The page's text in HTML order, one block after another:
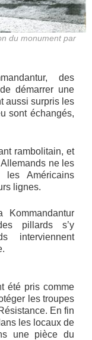
du monument par
des
démarrer une
aussi surpris les
sont échangés,
rambolitain, et
ne les
Américains
lignes.
pillards s’y
interviennent
été pris comme
les troupes
En fin
les locaux de
une pièce du